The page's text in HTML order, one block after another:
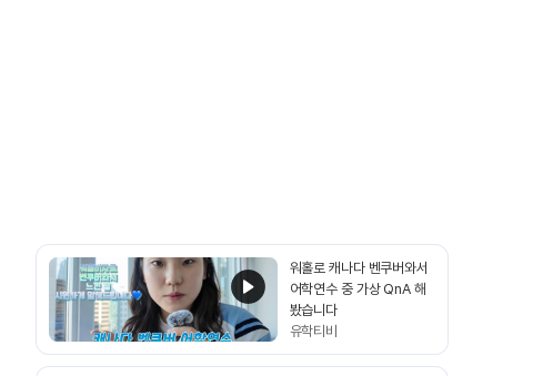
워홀로 캐나다 벤쿠버와서
어학연수 중 가상 QnA 해
봤습니다
유학티비